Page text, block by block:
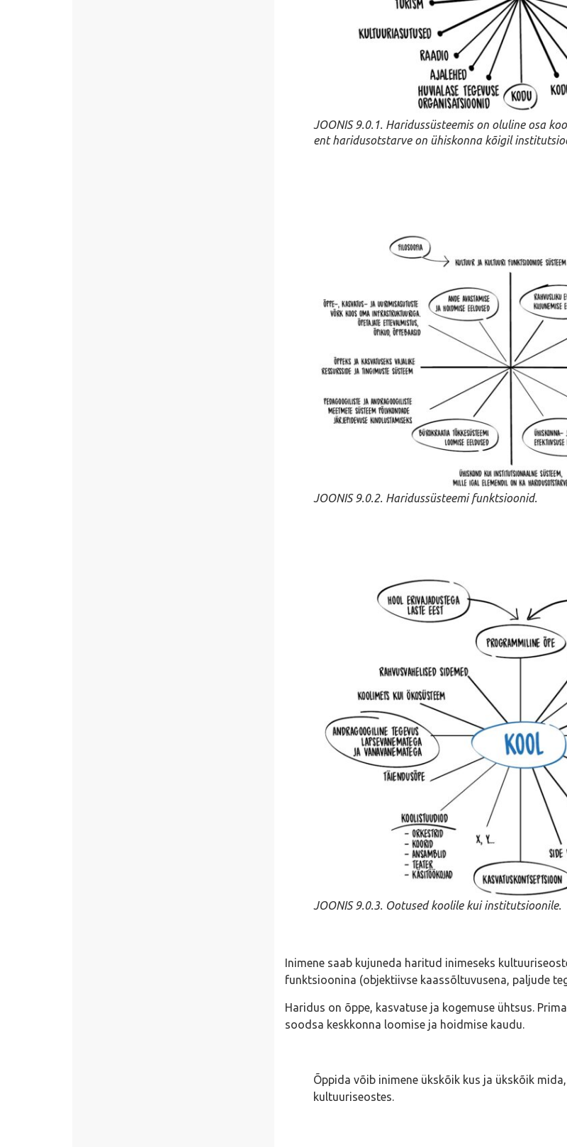
JOONIS 9.0.1. Haridussüsteemis on oluline osa
ent haridusotstarve on ühiskonna kõigil
JOONIS 9.0.2. Haridussüsteemi funktsioonid.
JOONIS 9.0.3. Ootused koolile kui institutsioonile.
Inimene saab kujuneda haritud inimeseks
funktsioonina (objektiivse kaassõltuvusena, paljude
Haridus on õppe, kasvatuse ja kogemuse ühtsus.
soodsa keskkonna loomise ja hoidmise kaudu.
Õppida võib inimene ükskõik kus ja ükskõik
kultuuriseostes.